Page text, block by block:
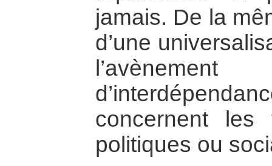
jamais. De la
d’une
concernent les
politiques ou